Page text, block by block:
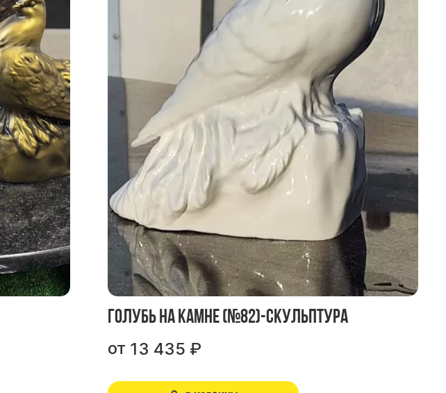
Голубь на камне (№82)-скульптура
от 13 435 ₽